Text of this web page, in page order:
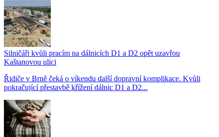
Silničáři kvůli pracím na dálnicích D1 a D2 opět uzavřou
Kaštanovou ulici
Řidiče v Brně čeká o víkendu další dopravní komplikace. Kvůli
pokračující přestavbě křížení dálnic D1 a D2...